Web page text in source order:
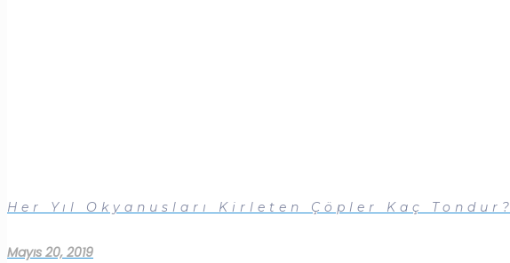
Her Yıl Okyanusları Kirleten Çöpler Kaç Tondur?
Mayıs 20, 2019